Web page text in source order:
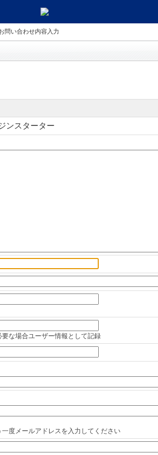
問い合わせ内容入力
ンスターター
な場合ユーザー情報として記録
度メールアドレスを入力してください